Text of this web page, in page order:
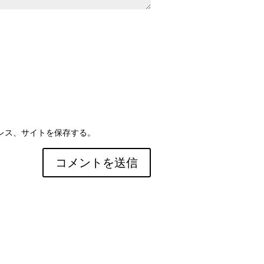
、サイトを保存する。